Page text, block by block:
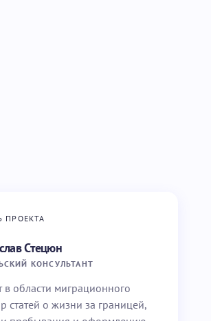
ПРОЕКТА
Стецюн
КОНСУЛЬТАНТ
в области миграционного
статей о жизни за границей,